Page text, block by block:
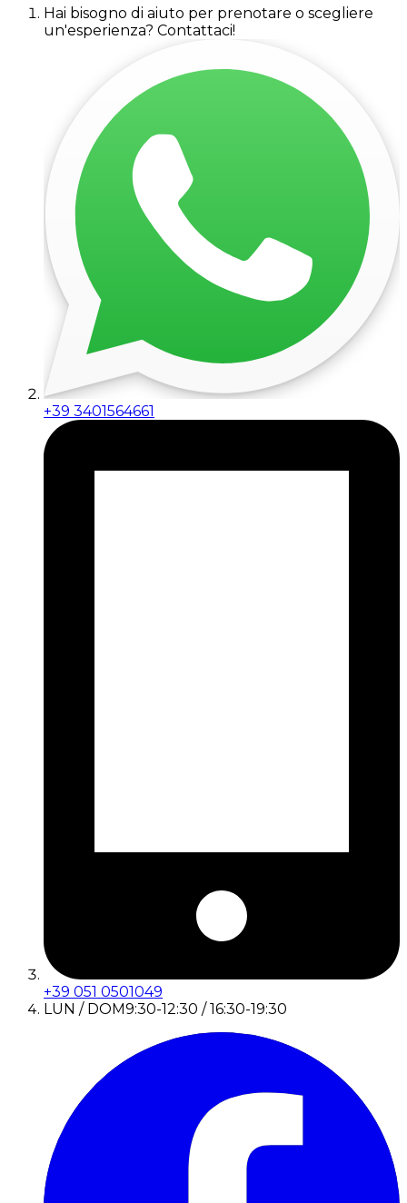
Hai bisogno di aiuto per prenotare o scegliere
un'esperienza? Contattaci!
+39 3401564661
+39 051 0501049
LUN / DOM9:30-12:30 / 16:30-19:30